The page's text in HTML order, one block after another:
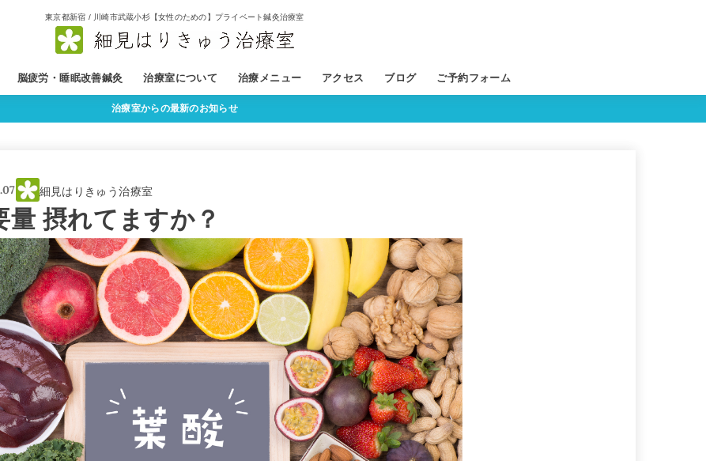
東京都新宿 / 川崎市武蔵小杉【女性のための】プライベート鍼灸治療室
脳疲労・睡眠改善鍼灸 治療室について
治療コンセプト
治療者紹介
治療メニュー
治療の流れ
よくあるご質問
アクセス ブログ ご予約フォーム
治療室からの最新のお知らせ
細見はりきゅう治療室
量 摂れてますか？